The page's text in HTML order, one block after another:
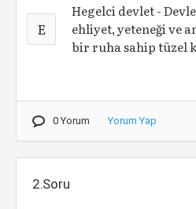
E
Hegelci devlet -
ehliyet, yeteneği ve
bir ruha sahip tüzel
0 Yorum Yorum Yap
2.Soru